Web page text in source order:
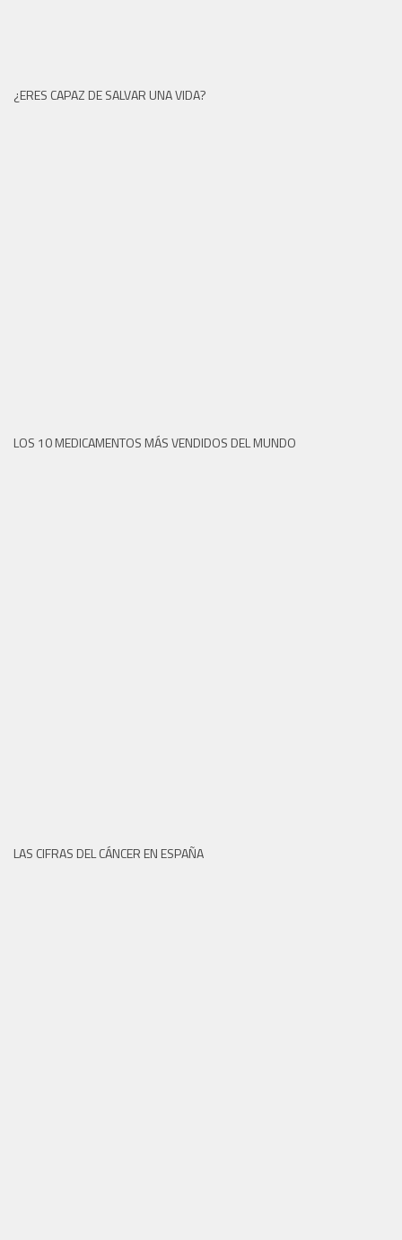
¿ERES CAPAZ DE SALVAR UNA VIDA?
LOS 10 MEDICAMENTOS MÁS VENDIDOS DEL MUNDO
LAS CIFRAS DEL CÁNCER EN ESPAÑA